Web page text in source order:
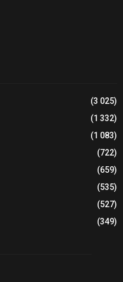
(3 025)
(1 332)
(1 083)
(722)
(659)
(535)
(527)
(349)